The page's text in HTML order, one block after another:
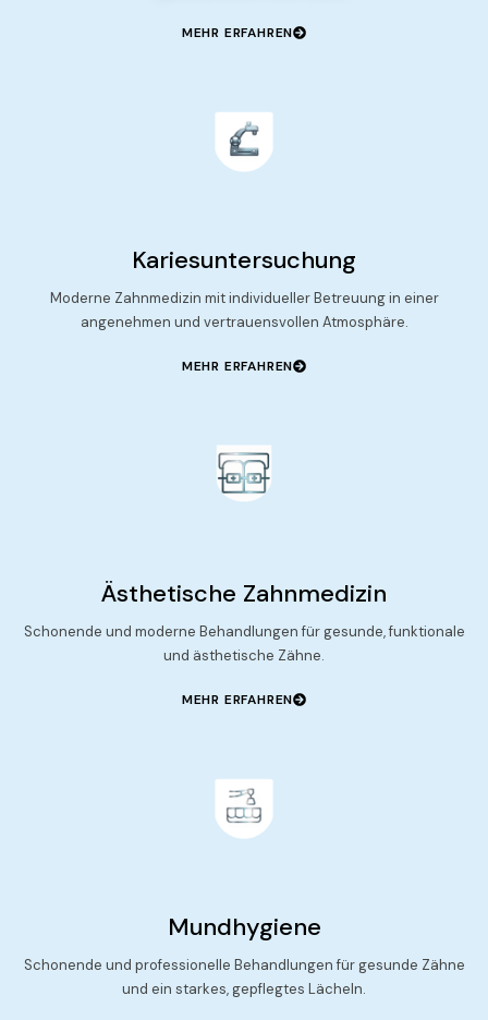
MEHR ERFAHREN
Kariesuntersuchung
Moderne Zahnmedizin mit individueller Betreuung in einer
angenehmen und vertrauensvollen Atmosphäre.
MEHR ERFAHREN
Ästhetische Zahnmedizin
Schonende und moderne Behandlungen für gesunde, funktionale
und ästhetische Zähne.
MEHR ERFAHREN
Mundhygiene
Schonende und professionelle Behandlungen für gesunde Zähne
und ein starkes, gepflegtes Lächeln.